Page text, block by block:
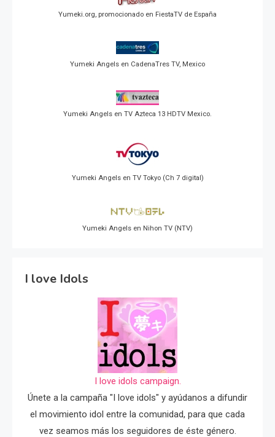
Yumeki.org, promocionado en FiestaTV de España
Yumeki Angels en CadenaTres TV, Mexico
Yumeki Angels en TV Azteca 13 HDTV Mexico.
Yumeki Angels en TV Tokyo (Ch 7 digital)
Yumeki Angels en Nihon TV (NTV)
I love Idols
I love idols campaign.
Únete a la campaña "I love idols" y ayúdanos a difundir
el movimiento idol entre la comunidad, para que cada
vez seamos más los seguidores de éste género.